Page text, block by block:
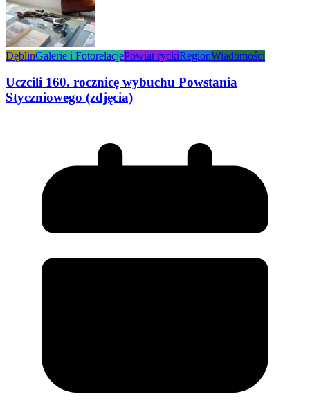
DęblinGalerie i FotorelacjePowiat ryckiRegionWiadomości
Uczcili 160. rocznicę wybuchu Powstania
Styczniowego (zdjęcia)